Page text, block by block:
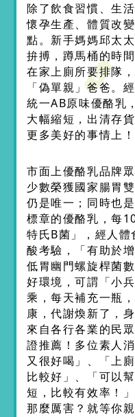
除了飲食習慣、生
懷孕生產、體質改
點。新手媽媽邱太
拚搏，蹲馬桶的時
在家上廁所要排隊
「偽單親」爸爸。
統一AB原味優酪乳
大幅縮短，出清存
更多美好的事情上！
市面上優酪乳品牌
少數榮獲國家腸胃
仍是唯一；同時也
標章的優酪乳，每
特氏B菌」，經人
酸考驗，「有助於
低胃幽門螺旋桿菌
好環境，可謂「小
乘，每天補充一瓶
康，代謝煥新了，
來自各行各業的民
證推薦！多位素人
又很好喝」、「上
比較好」、「可以
短，比較有效率！
那麼厲害？就等你